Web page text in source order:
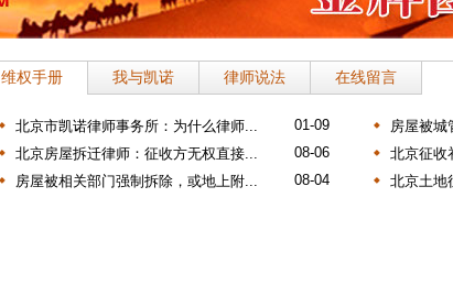
维权手册 我与凯诺 律师说法 在线留言
北京市凯诺律师事务所：为什么律师... 01-09 房屋被城
北京房屋拆迁律师：征收方无权直接...
08-06 北京征收
房屋被相关部门强制拆除，或地上附...
08-04 北京土地